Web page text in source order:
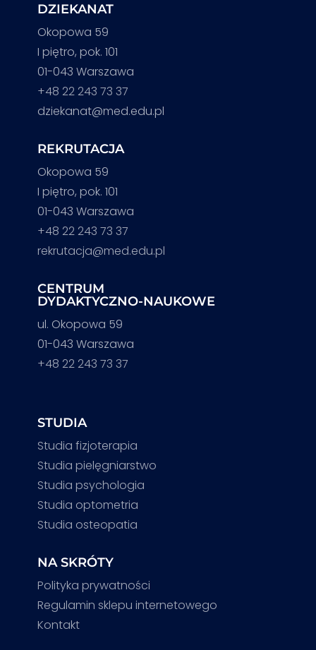
DZIEKANAT
Okopowa 59
I piętro, pok. 101
01-043 Warszawa
+48 22 243 73 37
dziekanat@med.edu.pl
REKRUTACJA
Okopowa 59
I piętro, pok. 101
01-043 Warszawa
+48 22 243 73 37
rekrutacja@med.edu.pl
CENTRUM
DYDAKTYCZNO-NAUKOWE
ul. Okopowa 59
01-043 Warszawa
+48 22 243 73 37
STUDIA
Studia fizjoterapia
Studia pielęgniarstwo
Studia psychologia
Studia optometria
Studia osteopatia
NA SKRÓTY
Polityka prywatności
Regulamin sklepu internetowego
Kontakt